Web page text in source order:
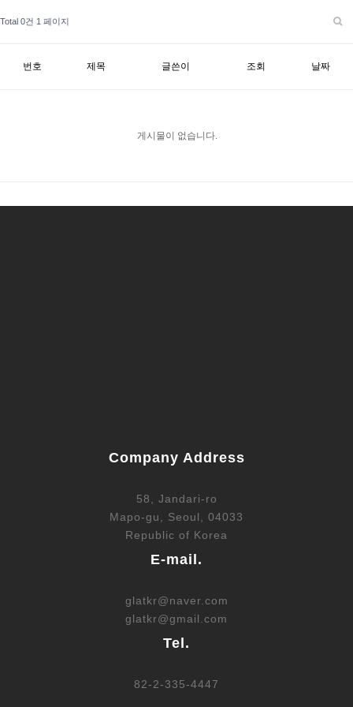
Total 0건 1 페이지
번호 제목 글쓴이 조회 날짜
게시물이 없습니다.
Company Address
58, Jandari-ro
Mapo-gu, Seoul, 04033
Republic of Korea
E-mail.
glatkr@naver.com
glatkr@gmail.com
Tel.
82-2-335-4447